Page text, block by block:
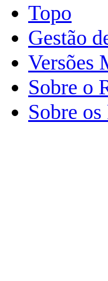
Topo
Gestão
Versões
Sobre o
Sobre os